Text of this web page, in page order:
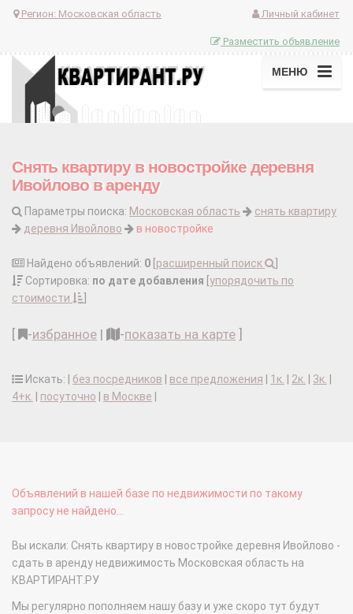
Регион: Московская область Личный кабинет
Разместить объявление
МЕНЮ
Снять квартиру в новостройке деревня
Ивойлово в аренду
Параметры поиска: Московская область
снять квартиру
деревня Ивойлово
в новостройке
Найдено объявлений: 0 расширенный поиск
Сортировка: по дате добавления упорядочить по
стоимости
-избранное | -показать на карте
Искать: | без посредников все предложения 1к. 2к. 3к.
4+к.
посуточно в Москве
Объявлений в нашей базе по недвижимости по такому
запросу не найдено...
Вы искали: Снять квартиру в новостройке деревня Ивойлово -
сдать в аренду недвижимость Московская область на
КВАРТИРАНТ.РУ
Мы регулярно пополняем нашу базу и уже скоро тут будут